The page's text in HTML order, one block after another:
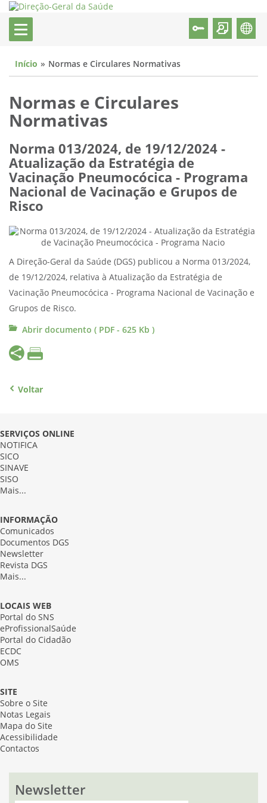
Início Normas e Circulares Normativas
Normas e Circulares
Normativas
Norma 013/2024, de 19/12/2024 -
Atualização da Estratégia de
Vacinação Pneumocócica - Programa
Nacional de Vacinação e Grupos de
Risco
A Direção-Geral da Saúde (DGS) publicou a Norma 013/2024,
de 19/12/2024, relativa à Atualização da Estratégia de
Vacinação Pneumocócica - Programa Nacional de Vacinação e
Grupos de Risco.
Abrir documento ( PDF - 625 Kb )
Voltar
SERVIÇOS ONLINE
NOTIFICA
SICO
SINAVE
SISO
Mais...
INFORMAÇÃO
Comunicados
Documentos DGS
Newsletter
Revista DGS
Mais...
LOCAIS WEB
Portal do SNS
eProfissionalSaúde
Portal do Cidadão
ECDC
OMS
SITE
Sobre o Site
Notas Legais
Mapa do Site
Acessibilidade
Contactos
Newsletter